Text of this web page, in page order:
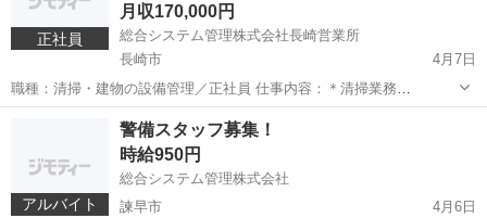
正社員
月収170,000円
総合システム管理株式会社長崎営業所
長崎市
4月7日
職種：清掃・建物の設備管理／正社員 仕事内容：＊清掃業務
＊警備業務 ＊環境衛生業務 ＊設備点
検業務 ＊報告書の作成等の簡単な事務処理 ※出
社後、現場へ移動（...
長崎市 清掃 業務
アルバイト
警備スタッフ募集！
時給950円
総合システム管理株式会社
諫早市
4月6日